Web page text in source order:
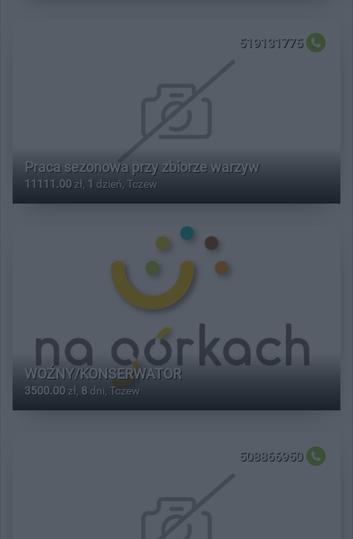
519131775
Praca sezonowa przy zbiorze warzyw
11111.00 zł, 1 dzień, Tczew
WOŹNY/KONSERWATOR
3500.00 zł, 8 dni, Tczew
508866950